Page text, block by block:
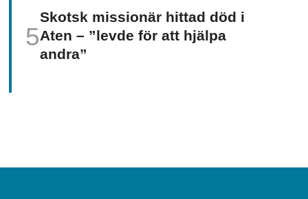
Skotsk missionär hittad död i
Aten – ”levde för att hjälpa
andra”